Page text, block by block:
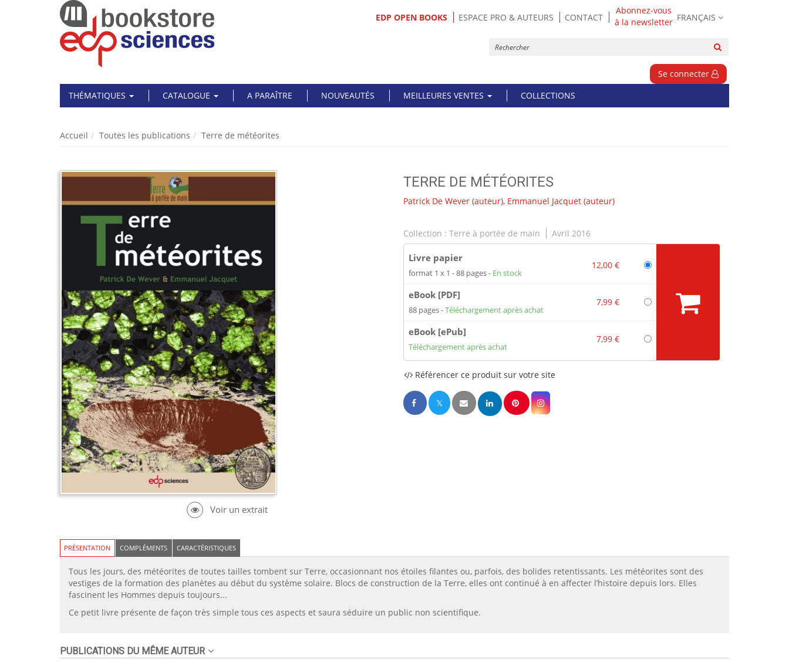
EDP OPEN BOOKS ESPACE PRO & AUTEURS CONTACT
Abonnez-vous
à la newsletter FRANÇAIS
Se connecter
THÉMATIQUES
CATALOGUE A PARAÎTRE NOUVEAUTÉS MEILLEURES VENTES COLLECTIONS
Accueil Toutes les publications Terre de météorites
TERRE DE MÉTÉORITES
Patrick De Wever (auteur), Emmanuel Jacquet (auteur)
Collection : Terre à portée de main Avril 2016
Livre papier
format 1 x 1 88 pages En stock
12,00 €
eBook [PDF]
88 pages Téléchargement après achat
7,99 €
eBook [ePub]
Téléchargement après achat
7,99 €
Référencer ce produit sur votre site
PRÉSENTATION COMPLÉMENTS CARACTÉRISTIQUES
Tous les jours, des météorites de toutes tailles tombent sur Terre, occasionnant nos étoiles filantes ou, parfois, des bolides retentissants. Les météorites sont des
vestiges de la formation des planètes au début du système solaire. Blocs de construction de la Terre, elles ont continué à en affecter l’histoire depuis lors. Elles
fascinent les Hommes depuis toujours...
Ce petit livre présente de façon très simple tous ces aspects et saura séduire un public non scientifique.
PUBLICATIONS DU MÊME AUTEUR